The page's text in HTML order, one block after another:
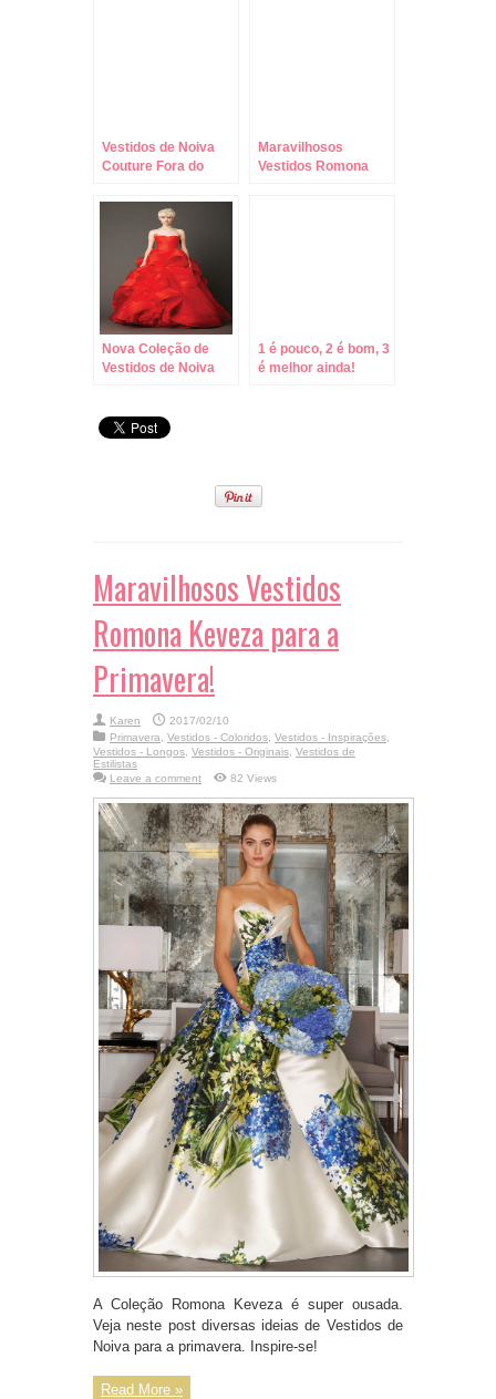
Vestidos de Noiva
Couture Fora do
se!
Maravilhosos
Vestidos Romona
Nova Coleção de
Vestidos de Noiva
1 é pouco, 2 é bom, 3
é melhor ainda!
Maravilhosos Vestidos
Romona Keveza para a
Primavera!
Karen
2017/02/10
Primavera, Vestidos - Coloridos, Vestidos - Inspirações,
Vestidos - Longos, Vestidos - Originais, Vestidos de
Estilistas
Leave a comment
82 Views
A Coleção Romona Keveza é super ousada.
Veja neste post diversas ideias de Vestidos de
Noiva para a primavera. Inspire-se!
Read More »